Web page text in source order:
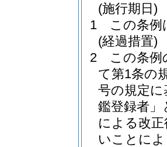
(施行期日)
1
この条例
(経過措置)
2
この条例
て第1条の
号の規定
鑑登録者」
による改
いことに